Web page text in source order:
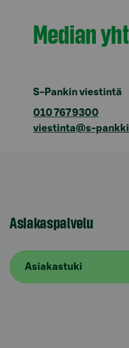
Median
S-Pankin viestintä
010 767 9300
viestinta@s-
Asiakaspalvelu
Asiakastuki